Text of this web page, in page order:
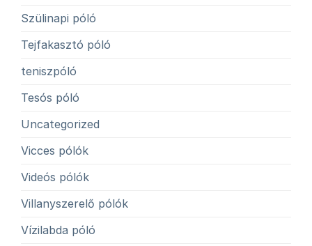
Szülinapi póló
Tejfakasztó póló
teniszpóló
Tesós póló
Uncategorized
Vicces pólók
Videós pólók
Villanyszerelő pólók
Vízilabda póló